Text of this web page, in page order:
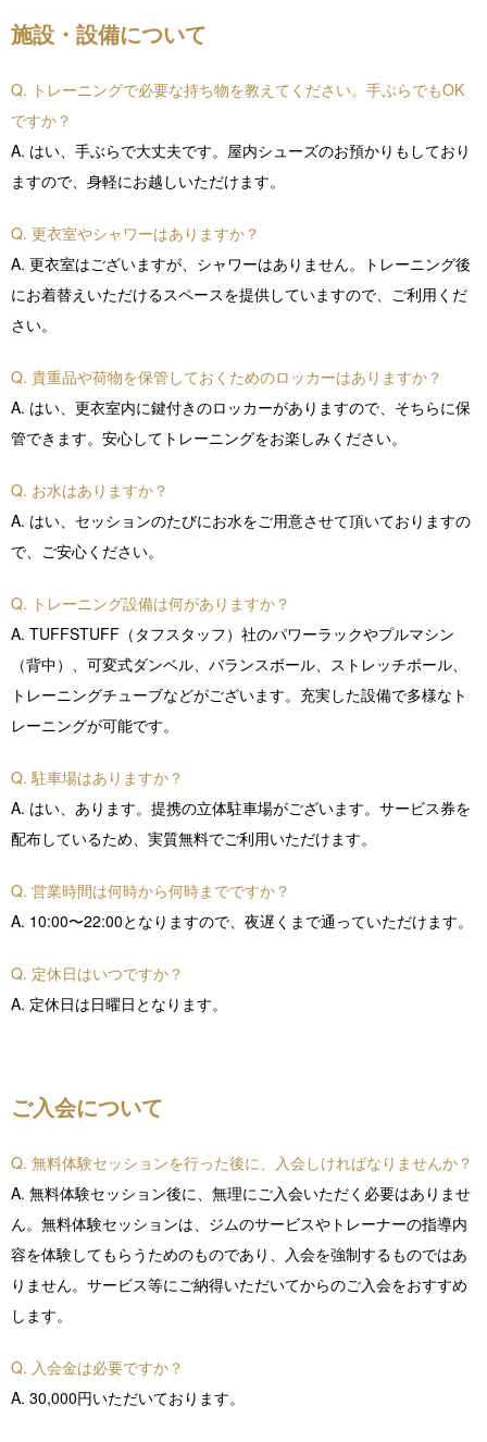
施設・設備について
Q. トレーニングで必要な持ち物を教えてください。手ぶらでもOK
ですか？
A. はい、手ぶらで大丈夫です。屋内シューズのお預かりもしており
ますので、身軽にお越しいただけます。
Q. 更衣室やシャワーはありますか？
A. 更衣室はございますが、シャワーはありません。トレーニング後
にお着替えいただけるスペースを提供していますので、ご利用くだ
さい。
Q. 貴重品や荷物を保管しておくためのロッカーはありますか？
A. はい、更衣室内に鍵付きのロッカーがありますので、そちらに保
管できます。安心してトレーニングをお楽しみください。
Q. お水はありますか？
A. はい、セッションのたびにお水をご用意させて頂いておりますの
で、ご安心ください。
Q. トレーニング設備は何がありますか？
A. TUFFSTUFF（タフスタッフ）社のパワーラックやプルマシン
（背中）、可変式ダンベル、バランスボール、ストレッチポール、
トレーニングチューブなどがございます。充実した設備で多様なト
レーニングが可能です。
Q. 駐車場はありますか？
A. はい、あります。提携の立体駐車場がございます。サービス券を
配布しているため、実質無料でご利用いただけます。
Q. 営業時間は何時から何時までですか？
A. 10:00〜22:00となりますので、夜遅くまで通っていただけます。
Q. 定休日はいつですか？
A. 定休日は日曜日となります。
ご入会について
Q. 無料体験セッションを行った後に、入会しければなりませんか？
A. 無料体験セッション後に、無理にご入会いただく必要はありませ
ん。無料体験セッションは、ジムのサービスやトレーナーの指導内
容を体験してもらうためのものであり、入会を強制するものではあ
りません。サービス等にご納得いただいてからのご入会をおすすめ
します。
Q. 入会金は必要ですか？
A. 30,000円いただいております。